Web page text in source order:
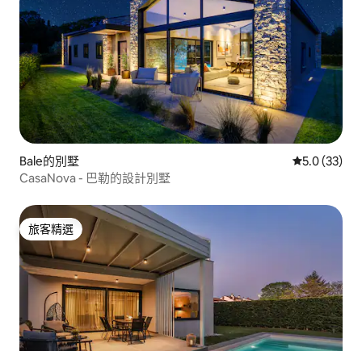
Bale的別墅 從 33 則評
5.0 (33)
CasaNova - 巴勒的設計別墅
旅客精選
旅客精選